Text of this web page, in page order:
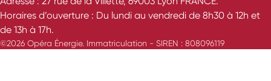
Horaires d’ouverture : Du lundi au vendredi de 8h30 à 12h et
de 13h à 17h.
©2026 Opéra Énergie. Immatriculation - SIREN : 808096119